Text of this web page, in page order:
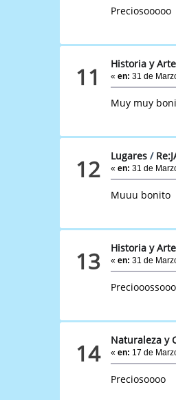
Preciosooooo
11 Historia y Arte
«en: 31 de
Muy muy
12 Lugares /
«en: 31 de
Muuu bonito
13 Historia y Arte
«en: 31 de
14 Naturaleza y
«en: 17 de
Preciosoooo